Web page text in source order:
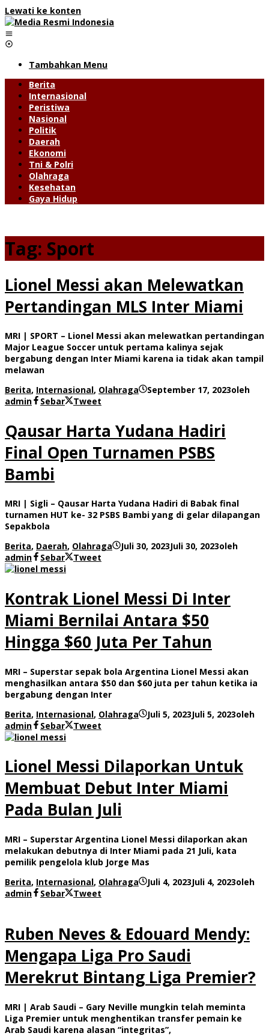
Lewati ke konten
Tambahkan Menu
Berita
Internasional
Peristiwa
Nasional
Politik
Daerah
Ekonomi
Tni & Polri
Olahraga
Kesehatan
Gaya Hidup
Tag: Sport
Lionel Messi akan Melewatkan
Pertandingan MLS Inter Miami
MRI | SPORT – Lionel Messi akan melewatkan pertandingan
Major League Soccer untuk pertama kalinya sejak
bergabung dengan Inter Miami karena ia tidak akan tampil
melawan
Berita, Internasional, Olahraga September 17, 2023oleh
admin
Sebar Tweet
Qausar Harta Yudana Hadiri
Final Open Turnamen PSBS
Bambi
MRI | Sigli – Qausar Harta Yudana Hadiri di Babak final
turnamen HUT ke- 32 PSBS Bambi yang di gelar dilapangan
Sepakbola
Berita, Daerah, Olahraga Juli 30, 2023Juli 30, 2023oleh
admin
Sebar Tweet
Kontrak Lionel Messi Di Inter
Miami Bernilai Antara $50
Hingga $60 Juta Per Tahun
MRI – Superstar sepak bola Argentina Lionel Messi akan
menghasilkan antara $50 dan $60 juta per tahun ketika ia
bergabung dengan Inter
Berita, Internasional, Olahraga Juli 5, 2023Juli 5, 2023oleh
admin
Sebar Tweet
Lionel Messi Dilaporkan Untuk
Membuat Debut Inter Miami
Pada Bulan Juli
MRI – Superstar Argentina Lionel Messi dilaporkan akan
melakukan debutnya di Inter Miami pada 21 Juli, kata
pemilik pengelola klub Jorge Mas
Berita, Internasional, Olahraga Juli 4, 2023Juli 4, 2023oleh
admin
Sebar Tweet
Ruben Neves & Edouard Mendy:
Mengapa Liga Pro Saudi
Merekrut Bintang Liga Premier?
MRI | Arab Saudi – Gary Neville mungkin telah meminta
Liga Premier untuk menghentikan transfer pemain ke
Arab Saudi karena alasan “integritas”,